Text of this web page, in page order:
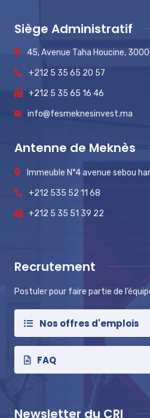
Siège Administratif
45, Avenue Taha Houcine,
+212 5 35 65 20 57
+212 5 35 65 16 46
info@fesmeknesinvest.ma
Antenne de Meknès
Immeuble N°4 avenue sebou
+212 535 52 11 68
+212 5 35 51 39 22
Recrutement
Postuler pour faire partie de
Nos offres d'emplois
FAQ
Newsletter du CRI